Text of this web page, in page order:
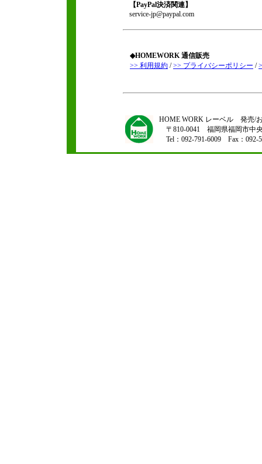
【PayPal決済関連】
service-jp@paypal.com
◆HOMEWORK 通信販売
>> 利用規約 />> プライバシーポリシー /
HOME WORK レーベル 発売/
〒810-0041 福岡県福岡市中
Tel：092-791-6009 Fax：092-